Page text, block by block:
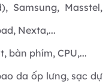
Samsung, Masstel,
Nexta,...
bàn phím, CPU,...
da ốp lưng, sạc dự